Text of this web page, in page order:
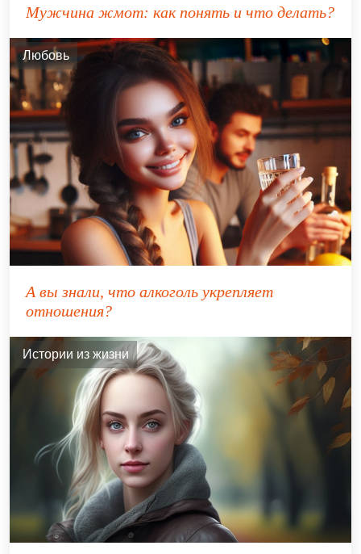
Мужчина жмот: как понять и что делать?
Любовь
А вы знали, что алкоголь укрепляет
отношения?
Истории из жизни